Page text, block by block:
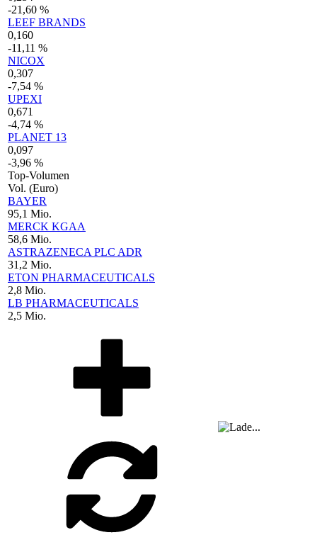
-21,60 %
LEEF BRANDS
0,160
-11,11 %
NICOX
0,307
-7,54 %
UPEXI
0,671
-4,74 %
PLANET 13
0,097
-3,96 %
Top-Volumen
Vol. (Euro)
BAYER
95,1 Mio.
MERCK KGAA
58,6 Mio.
ASTRAZENECA PLC ADR
31,2 Mio.
ETON PHARMACEUTICALS
2,8 Mio.
LB PHARMACEUTICALS
2,5 Mio.